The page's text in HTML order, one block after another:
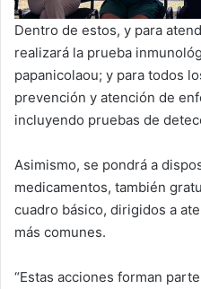
Dentro de estos, y para
realizará la prueba
papanicolaou; y para todos
prevención y atención de
incluyendo pruebas de
Asimismo, se pondrá a
medicamentos, también
cuadro básico, dirigidos a
más comunes.
“Estas acciones forman